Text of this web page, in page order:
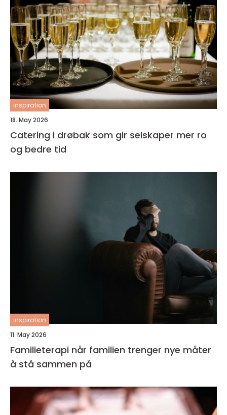
inspiration
18. May 2026
Catering i drøbak som gir selskaper mer ro
og bedre tid
inspiration
11. May 2026
Familieterapi når familien trenger nye måter
å stå sammen på